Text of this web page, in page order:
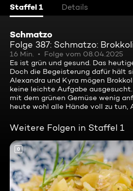
Staffel 1 Details
Schmatzo
Folge 387: Schmatzo:
16 Min.
Folge vom 08.04.2025
Es ist grün und gesund. Das
Doch die Begeisterung dafür hält
Alexandra und Kyra mögen
keine leichte Aufgabe
mit dem grünen Gemüse wenig
heute wohl alle Hände voll zu tun,
Weitere Folgen in Staffel 1
0